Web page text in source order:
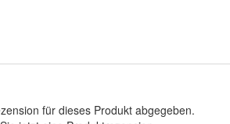
für dieses Produkt abgegeben.